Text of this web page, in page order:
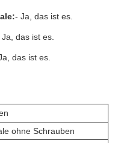
- Ja, das ist es.
das ist es.
das ist es.
ohne Schrauben